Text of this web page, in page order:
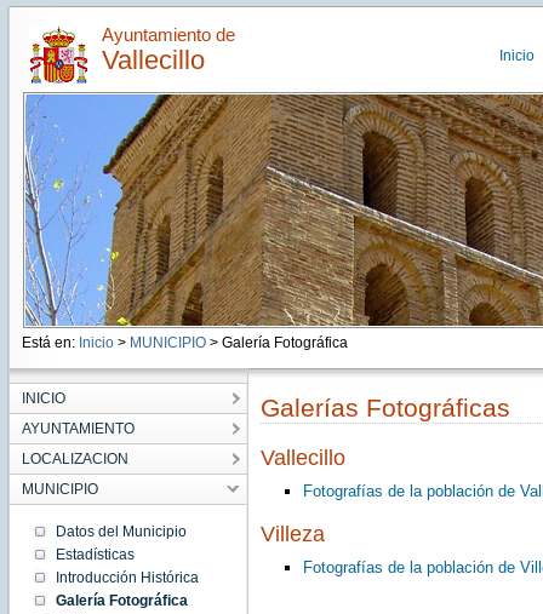
Ayuntamiento de
Vallecillo Inicio
Está en: Inicio > MUNICIPIO> Galería Fotográfica
INICIO
AYUNTAMIENTO
LOCALIZACION
MUNICIPIO
Datos del Municipio
Estadísticas
Introducción Histórica
Galería Fotográfica
Galerías Fotográficas
Vallecillo
Fotografías de la población de
Villeza
Fotografías de la población de